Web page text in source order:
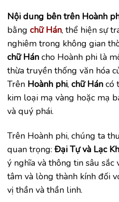
Nội dung bên trên Hoành
bằng chữ Hán, thể hiện sự
nghiêm trong không gian
chữ Hán cho Hoành phi là
thừa truyền thống văn hóa
Trên Hoành phi, chữ Hán có
kim loại mạ vàng hoặc mạ
và quý phái.
Trên Hoành phi, chúng ta
quan trọng: Đại Tự và Lạc
ý nghĩa và thông tin sâu sắc
tâm và lòng thành kính đối
vị thần và thần linh.